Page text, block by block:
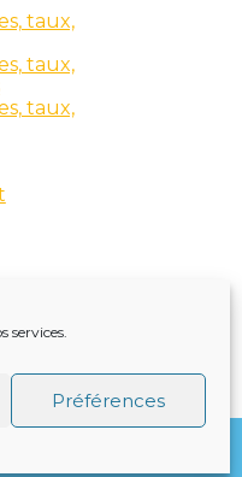
services.
Préférences
taux,
taux,
taux,
CONTACT